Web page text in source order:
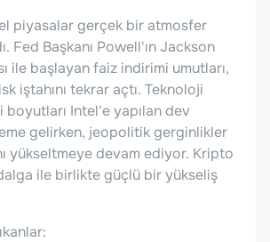
piyasalar gerçek bir atmosfer
Fed Başkanı Powell'ın Jackson
ile başlayan faiz indirimi umutları,
iştahını tekrar açtı. Teknoloji
Intel'e yapılan dev
gelirken, jeopolitik gerginlikler
yükseltmeye devam ediyor. Kripto
ile birlikte güçlü bir yükseliş